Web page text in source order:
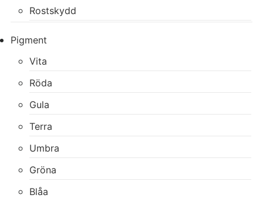
Rostskydd
Pigment
Vita
Röda
Gula
Terra
Umbra
Gröna
Blåa